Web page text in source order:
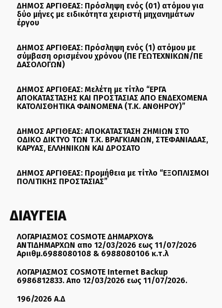
ΔΗΜΟΣ ΑΡΓΙΘΕΑΣ: Πρόσληψη ενός (01) ατόμου για
δύο μήνες με ειδικότητα χειριστή μηχανημάτων
έργου
ΔΗΜΟΣ ΑΡΓΙΘΕΑΣ: Πρόσληψη ενός (1) ατόμου με
σύμβαση ορισμένου χρόνου (ΠΕ ΓΕΩΤΕΧΝΙΚΩΝ/ΠΕ
ΔΑΣΟΛΟΓΩΝ)
ΔΗΜΟΣ ΑΡΓΙΘΕΑΣ: Μελέτη με τίτλο “ΕΡΓΑ
ΑΠΟΚΑΤΑΣΤΑΣΗΣ ΚΑΙ ΠΡΟΣΤΑΣΙΑΣ ΑΠΟ ΕΝΔΕΧΟΜΕΝΑ
ΚΑΤΟΛΙΣΘΗΤΙΚΑ ΦΑΙΝΟΜΕΝΑ (Τ.Κ. ΑΝΘΗΡΟΥ)”
ΔΗΜΟΣ ΑΡΓΙΘΕΑΣ: ΑΠΟΚΑΤΑΣΤΑΣΗ ΖΗΜΙΩΝ ΣΤΟ
ΟΔΙΚΟ ΔΙΚΤΥΟ ΤΩΝ Τ.Κ. ΒΡΑΓΚΙΑΝΩΝ, ΣΤΕΦΑΝΙΑΔΑΣ,
ΚΑΡΥΑΣ, ΕΛΛΗΝΙΚΩΝ ΚΑΙ ΔΡΟΣΑΤΟ
ΔΗΜΟΣ ΑΡΓΙΘΕΑΣ: Προμήθεια με τίτλο “ΕΞΟΠΛΙΣΜΟΙ
ΠΟΛΙΤΙΚΗΣ ΠΡΟΣΤΑΣΙΑΣ”
ΔΙΑΥΓΕΙΑ
ΛΟΓΑΡΙΑΣΜΟΣ COSMOTE ΔΗΜΑΡΧΟΥ&
ΑΝΤΙΔΗΜΑΡΧΩΝ απο 12/03/2026 εως 11/07/2026
Αριιθμ.6988080108 & 6988080106 κ.τ.λ
ΛΟΓΑΡΙΑΣΜΟΣ COSMOTE Internet Backup
6986812833. Απο 12/03/2026 εως 11/07/2026.
196/2026 Α.Δ